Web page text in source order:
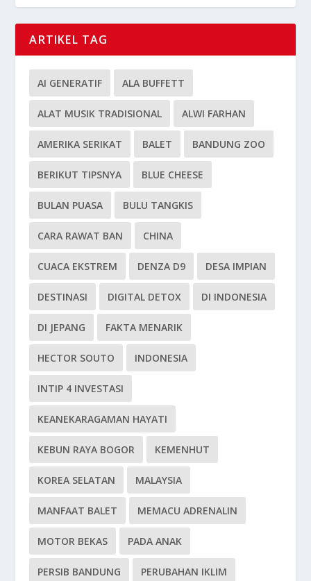
ARTIKEL TAG
AI GENERATIF ALA BUFFETT
ALAT MUSIK TRADISIONAL ALWI FARHAN
AMERIKA SERIKAT BALET BANDUNG ZOO
BERIKUT TIPSNYA BLUE CHEESE
BULAN PUASA BULU TANGKIS
CARA RAWAT BAN CHINA
CUACA EKSTREM DENZA D9 DESA IMPIAN
DESTINASI DIGITAL DETOX DI INDONESIA
DI JEPANG FAKTA MENARIK
HECTOR SOUTO INDONESIA
INTIP 4 INVESTASI
KEANEKARAGAMAN HAYATI
KEBUN RAYA BOGOR KEMENHUT
KOREA SELATAN MALAYSIA
MANFAAT BALET MEMACU ADRENALIN
MOTOR BEKAS PADA ANAK
PERSIB BANDUNG PERUBAHAN IKLIM